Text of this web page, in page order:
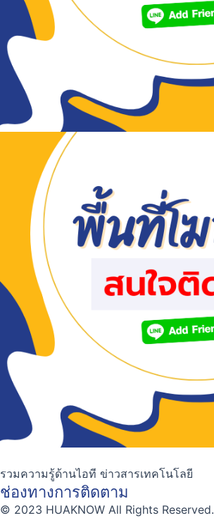
รวมความรู้ด้านไอที ข่าวสารเทคโนโลยี
ช่องทางการติดตาม
© 2023 HUAKNOW All Rights Reserved.